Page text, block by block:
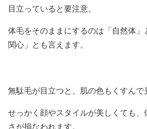
目立っていると要注意。
体毛をそのままにするのは「自然体」
関心」とも言えます。
無駄毛が目立つと、肌の色もくすんで
せっかく顔やスタイルが美しくても、
さが損なわれます。